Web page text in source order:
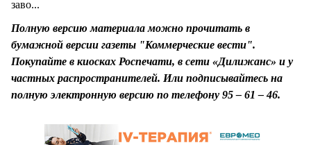
заво...
Полную версию материала можно прочитать в
бумажной версии газеты "Коммерческие вести".
Покупайте в киосках Роспечати, в сети «Дилижанс» и у
частных распространителей. Или подписывайтесь на
полную электронную версию по телефону 95 – 61 – 46.